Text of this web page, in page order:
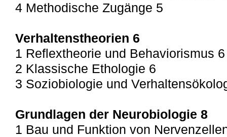
4 Methodische Zugänge 5
Verhaltenstheorien 6
1 Reflextheorie und Behaviorismus 6
2 Klassische Ethologie 6
3 Soziobiologie und
Grundlagen der Neurobiologie 8
1 Bau und Funktion von